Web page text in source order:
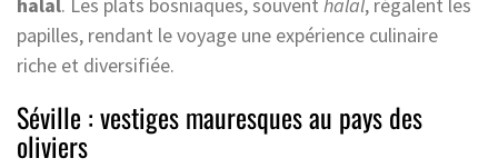
halal. Les plats bosniaques, souvent halal, régalent les
papilles, rendant le voyage une expérience culinaire
riche et diversifiée.
Séville : vestiges mauresques au pays des
oliviers